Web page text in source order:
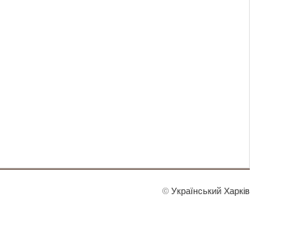
© Український Харків